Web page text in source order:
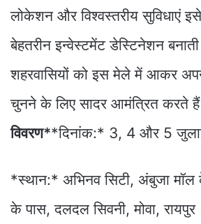
लोकेशन और विश्वस्तरीय सुविधाएं
बेहतरीन इन्वेस्टमेंट डेस्टिनेशन
शहरवासियों को इस मेले में आकर
चुनने के लिए सादर आमंत्रित करते
विवरण**दिनांक:* 3, 4 और 5
*स्थान:* अभिनव सिटी, अंबुजा
के पास, दलदल सिवनी, मोवा,